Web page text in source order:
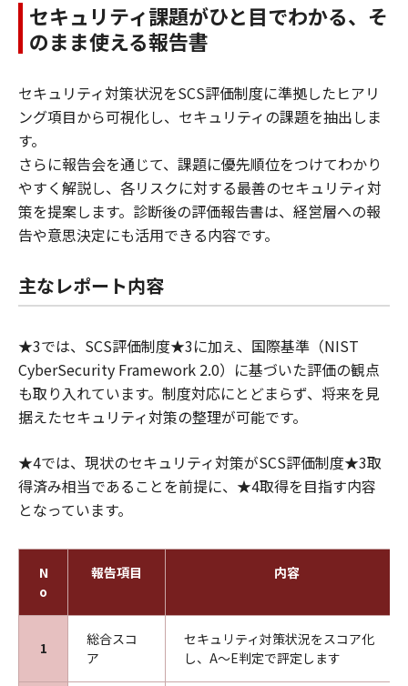
セキュリティ課題がひと目でわかる、そ
のまま使える報告書
セキュリティ対策状況をSCS評価制度に準拠したヒアリ
ング項目から可視化し、セキュリティの課題を抽出しま
す。
さらに報告会を通じて、課題に優先順位をつけてわかり
やすく解説し、各リスクに対する最善のセキュリティ対
策を提案します。診断後の評価報告書は、経営層への報
告や意思決定にも活用できる内容です。
主なレポート内容
★3では、SCS評価制度★3に加え、国際基準（NIST
CyberSecurity Framework 2.0）に基づいた評価の観点
も取り入れています。制度対応にとどまらず、将来を見
据えたセキュリティ対策の整理が可能です。
★4では、現状のセキュリティ対策がSCS評価制度★3取
得済み相当であることを前提に、★4取得を目指す内容
となっています。
N
o
報告項目 内容
1
総合スコ
ア
セキュリティ対策状況をスコア化
し、A～E判定で評定します